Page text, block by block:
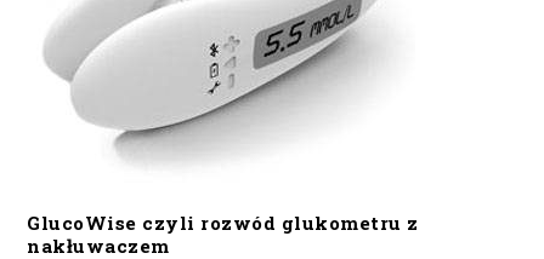
GlucoWise czyli rozwód glukometru z
nakłuwaczem